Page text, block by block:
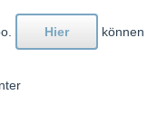
Hier
können